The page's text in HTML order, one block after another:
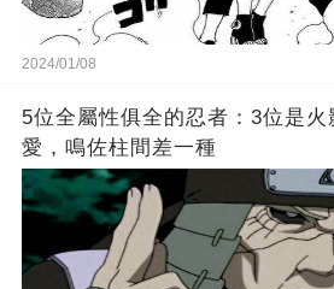
2024/01/08
5位全屬性俱全的忍者：3位是火
愛，鳴佐柱間差一種